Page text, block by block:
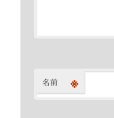
名前 ※